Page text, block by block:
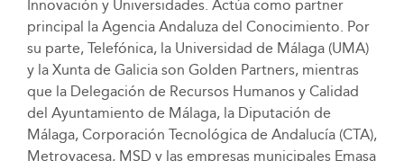
Innovación y Universidades. Actúa como partner
principal la Agencia Andaluza del Conocimiento. Por
su parte, Telefónica, la Universidad de Málaga (UMA)
y la Xunta de Galicia son Golden Partners, mientras
que la Delegación de Recursos Humanos y Calidad
del Ayuntamiento de Málaga, la Diputación de
Málaga, Corporación Tecnológica de Andalucía (CTA),
Metrovacesa, MSD y las empresas municipales Emasa